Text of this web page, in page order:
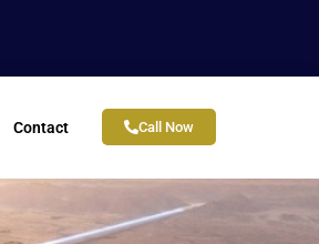
Contact Call Now